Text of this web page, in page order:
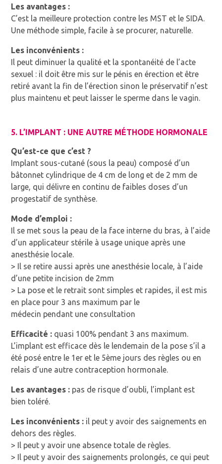
Les avantages :
C’est la meilleure protection contre les MST et le SIDA.
Une méthode simple, facile à se procurer, naturelle.
Les inconvénients :
Il peut diminuer la qualité et la spontanéité de l’acte
sexuel : il doit être mis sur le pénis en érection et être
retiré avant la fin de l’érection sinon le préservatif n’est
plus maintenu et peut laisser le sperme dans le vagin.
5. L’IMPLANT : UNE AUTRE MÉTHODE HORMONALE
Qu’est-ce que c’est ?
Implant sous-cutané (sous la peau) composé d’un
bâtonnet cylindrique de 4 cm de long et de 2 mm de
large, qui délivre en continu de faibles doses d’un
progestatif de synthèse.
Mode d’emploi :
Il se met sous la peau de la face interne du bras, à l’aide
d’un applicateur stérile à usage unique après une
anesthésie locale.
> Il se retire aussi après une anesthésie locale, à l’aide
d’une petite incision de 2mm
> La pose et le retrait sont simples et rapides, il est mis
en place pour 3 ans maximum par le
médecin pendant une consultation
Efficacité : quasi 100% pendant 3 ans maximum.
L’implant est efficace dès le lendemain de la pose s’il a
été posé entre le 1er et le 5ème jours des règles ou en
relais d’une autre contraception hormonale.
Les avantages : pas de risque d’oubli, l’implant est
bien toléré.
Les inconvénients : il peut y avoir des saignements en
dehors des règles.
> Il peut y avoir une absence totale de règles.
> Il peut y avoir des saignements prolongés, ce qui peut